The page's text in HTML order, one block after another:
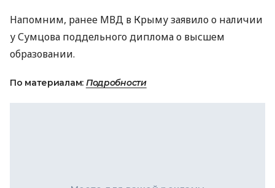
Напомним, ранее МВД в Крыму заявило о наличии
у Сумцова поддельного диплома о высшем
образовании.
По материалам: Подробности